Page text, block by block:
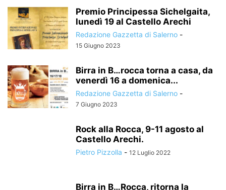
Premio Principessa Sichelgaita,
lunedì 19 al Castello Arechi
Redazione Gazzetta di Salerno -
15 Giugno 2023
Birra in B…rocca torna a casa, da
venerdì 16 a domenica...
Redazione Gazzetta di Salerno -
7 Giugno 2023
Rock alla Rocca, 9-11 agosto al
Castello Arechi.
Pietro Pizzolla - 12 Luglio 2022
Birra in B…Rocca, ritorna la